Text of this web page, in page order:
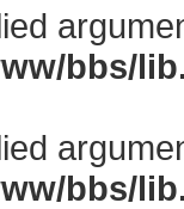
bbs/
bbs/